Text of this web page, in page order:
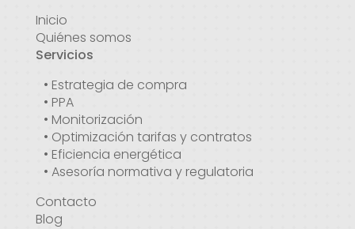
Inicio
Quiénes somos
Servicios
• Estrategia de compra
• PPA
• Monitorización
• Optimización tarifas y contratos
• Eficiencia energética
• Asesoría normativa y regulatoria
Contacto
Blog